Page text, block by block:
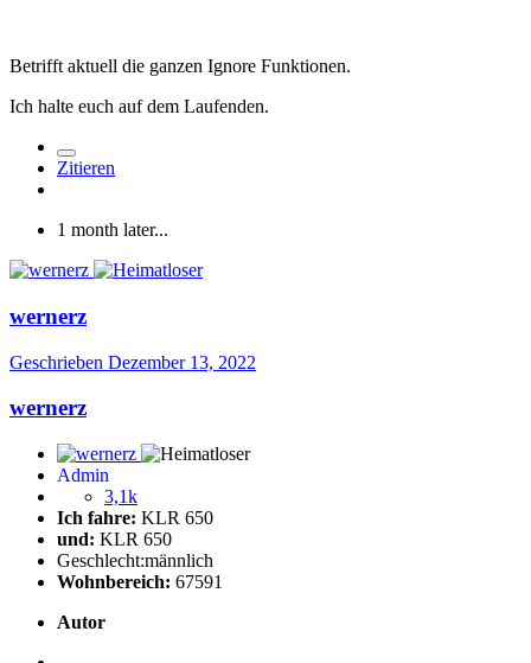
Betrifft aktuell die ganzen Ignore Funktionen.
Ich halte euch auf dem Laufenden.
Zitieren
1 month later...
wernerz
Geschrieben Dezember 13, 2022
wernerz
Admin
3,1k
Ich fahre: KLR 650
und: KLR 650
Geschlecht:männlich
Wohnbereich: 67591
Autor